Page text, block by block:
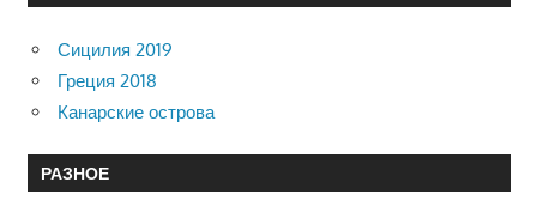
Сицилия 2019
Греция 2018
Канарские острова
РАЗНОЕ